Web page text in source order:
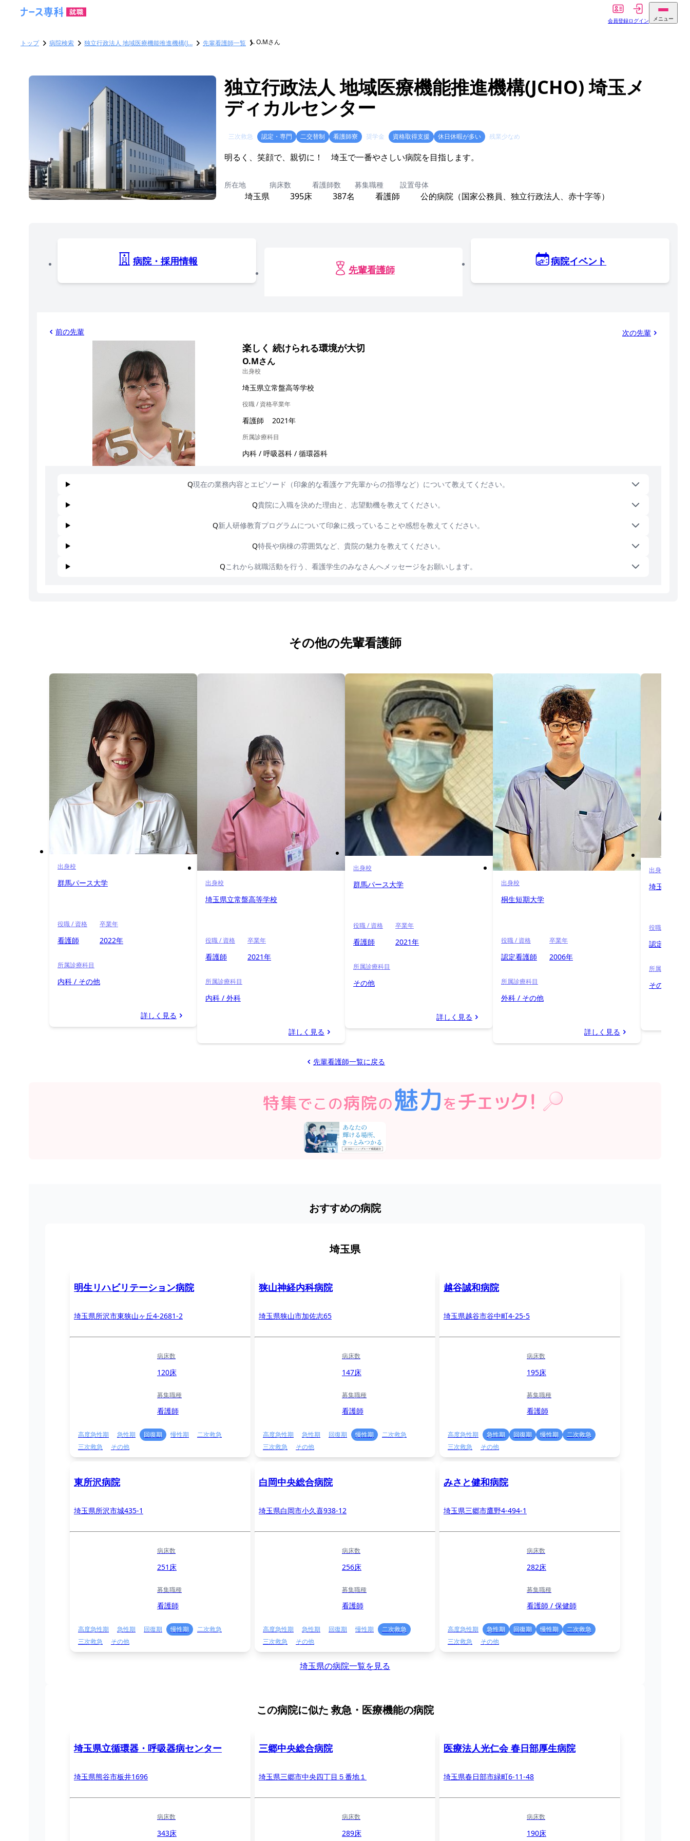
会員登録ログイン メニュー
トップ 病院検索 独立行政法人 地域医療機能推進機構(J… 先輩看護師一覧 O.Mさん
独立行政法人 地域医療機能推進機構(JCHO) 埼玉メ
ディカルセンター
三次救急 認定・専門 二交替制 看護師寮 奨学金 資格取得支援 休日休暇が多い 残業少なめ
明るく、笑顔で、親切に！ 埼玉で一番やさしい病院を目指します。
所在地
埼玉県
病床数
395床
看護師数
387名
募集職種
看護師
設置母体
公的病院（国家公務員、独立行政法人、赤十字等）
病院・採用情報
先輩看護師
病院イベント
前の先輩 次の先輩
楽しく 続けられる環境が大切
O.Mさん
出身校
埼玉県立常盤高等学校
役職 / 資格
看護師
卒業年
2021年
所属診療科目
内科 / 呼吸器科 / 循環器科
Q現在の業務内容とエピソード（印象的な看護ケア先輩からの指導など）について教えてください。
Q貴院に入職を決めた理由と、志望動機を教えてください。
Q新人研修教育プログラムについて印象に残っていることや感想を教えてください。
Q特長や病棟の雰囲気など、貴院の魅力を教えてください。
Qこれから就職活動を行う、看護学生のみなさんへメッセージをお願いします。
その他の先輩看護師
出身校
群馬パース大学
役職 / 資格
看護師
卒業年
2022年
所属診療科目
内科 / その他
詳しく見る
出身校
埼玉県立常盤高等学校
役職 / 資格
看護師
卒業年
2021年
所属診療科目
内科 / 外科
詳しく見る
出身校
群馬パース大学
役職 / 資格
看護師
卒業年
2021年
所属診療科目
その他
詳しく見る
出身校
桐生短期大学
役職 / 資格
認定看護師
卒業年
2006年
所属診療科目
外科 / その他
詳しく見る
出身校
埼玉県立常
役職 / 資格
認定看護師
所属診療科目
その他
先輩看護師一覧に戻る
おすすめの病院
埼玉県
明生リハビリテーション病院
埼玉県所沢市東狭山ヶ丘4-2681-2
病床数
120床
募集職種
看護師
高度急性期 急性期 回復期 慢性期
二次救急
三次救急
その他
狭山神経内科病院
埼玉県狭山市加佐志65
病床数
147床
募集職種
看護師
高度急性期 急性期 回復期 慢性期
二次救急
三次救急
その他
越谷誠和病院
埼玉県越谷市谷中町4-25-5
病床数
195床
募集職種
看護師
高度急性期 急性期 回復期 慢性期
二次救急
三次救急
その他
東所沢病院
埼玉県所沢市城435-1
病床数
251床
募集職種
看護師
高度急性期 急性期 回復期 慢性期
二次救急
三次救急
その他
白岡中央総合病院
埼玉県白岡市小久喜938-12
病床数
256床
募集職種
看護師
高度急性期 急性期 回復期 慢性期
二次救急
三次救急
その他
みさと健和病院
埼玉県三郷市鷹野4-494-1
病床数
282床
募集職種
看護師 / 保健師
高度急性期 急性期 回復期 慢性期
二次救急
三次救急
その他
埼玉県の病院一覧を見る
この病院に似た 救急・医療機能の病院
埼玉県立循環器・呼吸器病センター
埼玉県熊谷市板井1696
病床数
343床
三郷中央総合病院
埼玉県三郷市中央四丁目５番地１
病床数
289床
医療法人光仁会 春日部厚生病院
埼玉県春日部市緑町6-11-48
病床数
190床